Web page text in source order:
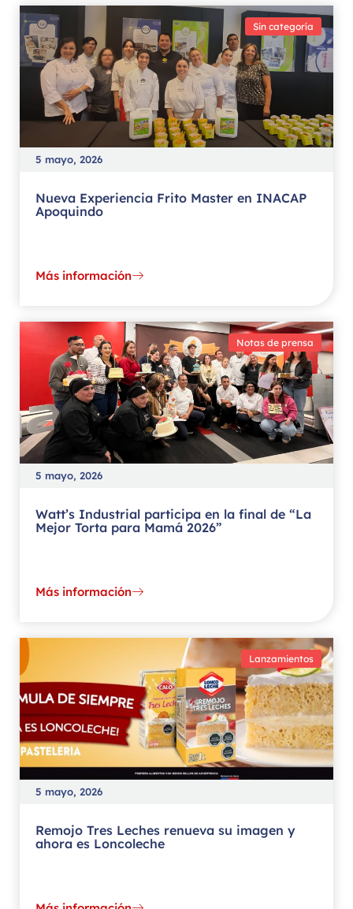
Sin categoría
5 mayo, 2026
Nueva Experiencia Frito Master en INACAP
Apoquindo
Más información
Notas de prensa
5 mayo, 2026
Watt’s Industrial participa en la final de “La
Mejor Torta para Mamá 2026”
Más información
Lanzamientos
5 mayo, 2026
Remojo Tres Leches renueva su imagen y
ahora es Loncoleche